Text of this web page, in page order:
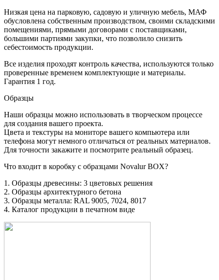
Низкая цена на парковую, садовую и уличную мебель, МАФ
обусловлена собственным производством, своими складскими
помещениями, прямыми договорами с поставщиками,
большими партиями закупки, что позволило снизить
себестоимость продукции.
Все изделия проходят контроль качества, используются только
проверенные временем комплектующие и материалы.
Гарантия 1 год.
Образцы
Наши образцы можно использовать в творческом процессе
для создания вашего проекта.
Цвета и текстуры на мониторе вашего компьютера или
телефона могут немного отличаться от реальных материалов.
Для точности закажите и посмотрите реальный образец.
Что входит в коробку с образцами Novalur BOX?
1. Образцы древесины: 3 цветовых решения
2. Образцы архитектурного бетона
3. Образцы металла: RAL 9005, 7024, 8017
4. Каталог продукции в печатном виде